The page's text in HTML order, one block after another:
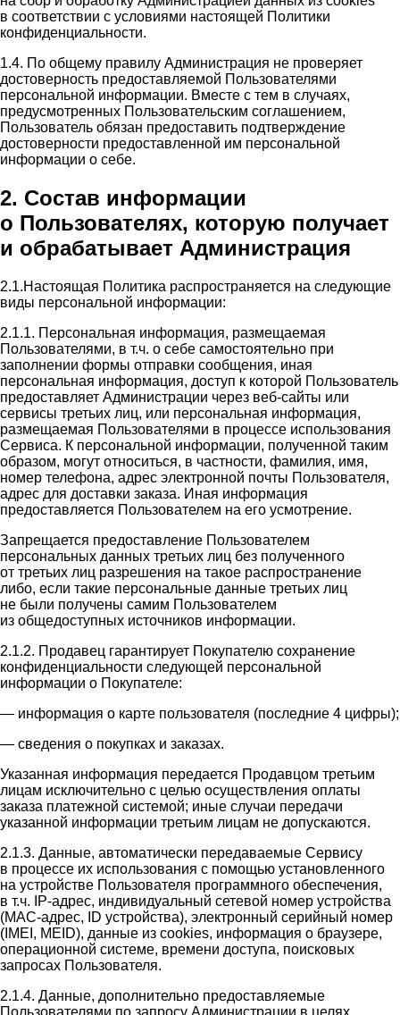
в соответствии с условиями настоящей Политики
конфиденциальности.
1.4. По общему правилу Администрация не проверяет
достоверность предоставляемой Пользователями
персональной информации. Вместе с тем в случаях,
предусмотренных Пользовательским соглашением,
Пользователь обязан предоставить подтверждение
достоверности предоставленной им персональной
информации о себе.
2. Состав информации
о Пользователях, которую получает
и обрабатывает Администрация
2.1.Настоящая Политика распространяется на следующие
виды персональной информации:
2.1.1. Персональная информация, размещаемая
Пользователями, в т.ч. о себе самостоятельно при
заполнении формы отправки сообщения, иная
персональная информация, доступ к которой Пользователь
предоставляет Администрации через веб-сайты или
сервисы третьих лиц, или персональная информация,
размещаемая Пользователями в процессе использования
Сервиса. К персональной информации, полученной таким
образом, могут относиться, в частности, фамилия, имя,
номер телефона, адрес электронной почты Пользователя,
адрес для доставки заказа. Иная информация
предоставляется Пользователем на его усмотрение.
Запрещается предоставление Пользователем
персональных данных третьих лиц без полученного
от третьих лиц разрешения на такое распространение
либо, если такие персональные данные третьих лиц
не были получены самим Пользователем
из общедоступных источников информации.
2.1.2. Продавец гарантирует Покупателю сохранение
конфиденциальности следующей персональной
информации о Покупателе:
— информация о карте пользователя (последние 4 цифры);
— сведения о покупках и заказах.
Указанная информация передается Продавцом третьим
лицам исключительно с целью осуществления оплаты
заказа платежной системой; иные случаи передачи
указанной информации третьим лицам не допускаются.
2.1.3. Данные, автоматически передаваемые Сервису
в процессе их использования с помощью установленного
на устройстве Пользователя программного обеспечения,
в т.ч. IP-адрес, индивидуальный сетевой номер устройства
(MAC-адрес, ID устройства), электронный серийный номер
(IMEI, MEID), данные из cookies, информация о браузере,
операционной системе, времени доступа, поисковых
запросах Пользователя.
2.1.4. Данные, дополнительно предоставляемые